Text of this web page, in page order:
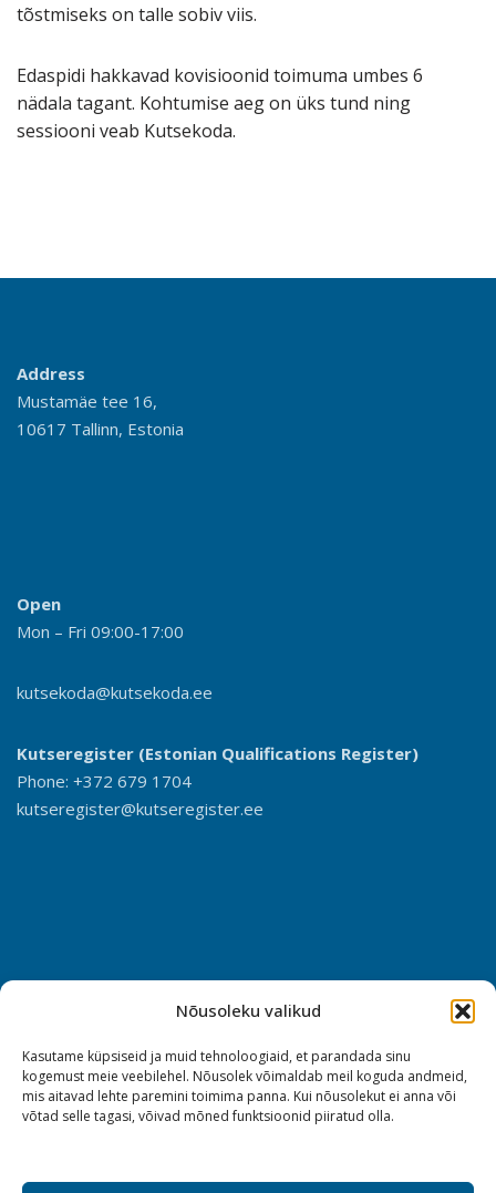
Nõusoleku valikud
Kasutame küpsiseid ja muid tehnoloogiaid, et parandada sinu
kogemust meie veebilehel. Nõusolek võimaldab meil koguda andmeid,
mis aitavad lehte paremini toimima panna. Kui nõusolekut ei anna või
võtad selle tagasi, võivad mõned funktsioonid piiratud olla.
tõstmiseks on talle sobiv viis.
Edaspidi hakkavad kovisioonid toimuma umbes 6
nädala tagant. Kohtumise aeg on üks tund ning
sessiooni veab Kutsekoda.
Address
Mustamäe tee 16,
10617 Tallinn, Estonia
Open
Mon – Fri 09:00-17:00
kutsekoda@kutsekoda.ee
Kutseregister (Estonian Qualifications Register)
Phone: +372 679 1704
kutseregister@kutseregister.ee